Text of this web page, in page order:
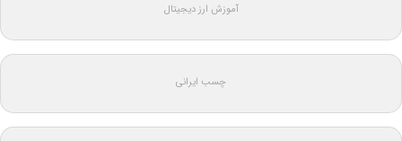
آموزش ارز دیجیتال
چسب ایرانی